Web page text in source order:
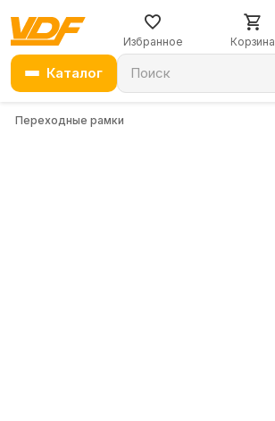
Избранное Корзина
Каталог Поиск
Переходные рамки